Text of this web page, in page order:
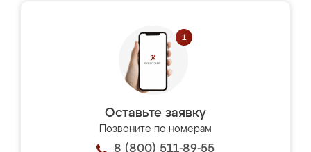
Оставьте заявку
Позвоните по номерам
8 (800) 511-89-55